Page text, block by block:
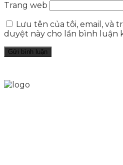
Trang web
Lưu tên của tôi, email, và
duyệt này cho lần bình luận